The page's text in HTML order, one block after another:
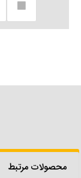
محصولات مرتبط